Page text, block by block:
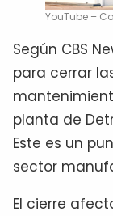
YouTube –
Según CBS
para cerrar
planta de
Este es un
sector
El cierre